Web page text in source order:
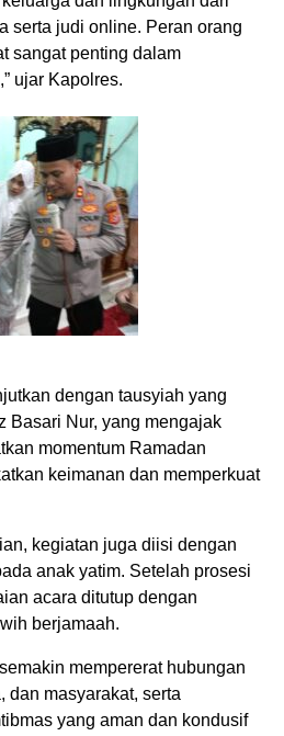
serta judi online. Peran orang
sangat penting dalam
ujar Kapolres.
dengan tausyiah yang
Basari Nur, yang mengajak
momentum Ramadan
keimanan dan memperkuat
kegiatan juga diisi dengan
anak yatim. Setelah prosesi
acara ditutup dengan
berjamaah.
mempererat hubungan
dan masyarakat, serta
yang aman dan kondusif